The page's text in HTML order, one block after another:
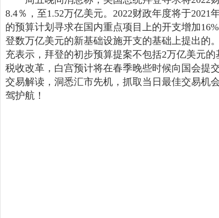
8.4％，至1.52万亿美元。2022财政年度将于2021
的预算计划寻求在国内重点项目上的开支增加
登数万亿美元的新基础设施开支的基础上提出的
充表示，拜登的初步预算提案不包括2万亿美元
税收改革，白宫预计将在春季晚些时候向国会提
交易解读，洞悉汇市先机，抓取当日最佳交易机
驾护航！